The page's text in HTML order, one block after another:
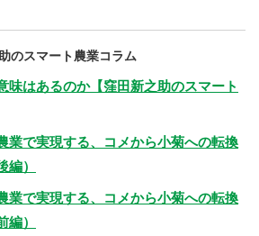
のスマート農業コラム
味はあるのか【窪田新之助のスマート
業で実現する、コメから小菊への転換
）
業で実現する、コメから小菊への転換
）